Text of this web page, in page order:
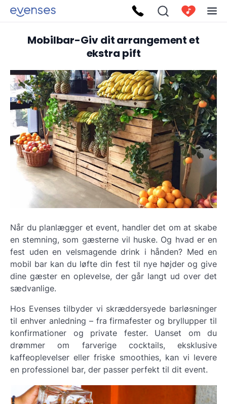
Mobilbar-Giv dit arrangement et
ekstra pift
Når du planlægger et event, handler det om at skabe
en stemning, som gæsterne vil huske. Og hvad er en
fest uden en velsmagende drink i hånden? Med en
mobil bar kan du løfte din fest til nye højder og give
dine gæster en oplevelse, der går langt ud over det
sædvanlige.
Hos Evenses tilbyder vi skræddersyede barløsninger
til enhver anledning – fra firmafester og bryllupper til
konfirmationer og private fester. Uanset om du
drømmer om farverige cocktails, eksklusive
kaffeoplevelser eller friske smoothies, kan vi levere
en professionel bar, der passer perfekt til dit event.